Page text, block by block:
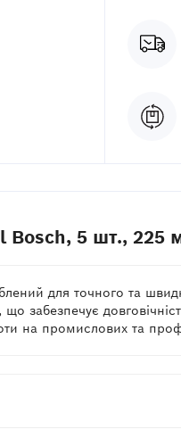
Bosch, 5 шт., 225
для точного та
забезпечує
на промислових та